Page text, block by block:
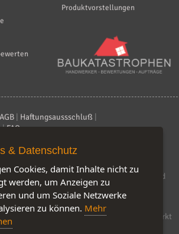
Produktvorstellungen
AGB Haftungsaussschluß
|FAQ
GmbH & Co. KG
Produktbezeichnungen, Namen und
der jeweiligen Firmen. Unser Portal
für dir wir Geld erhalten.
Software by IQ-Markt
& Datenschutz
Cookies, damit Inhalte nicht zu
werden, um Anzeigen zu
und um Soziale Netzwerke
zu können. Mehr